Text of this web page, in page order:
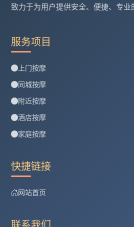
致力于为用户提供安全、便捷、专业
服务项目
上门按摩
同城按摩
附近按摩
酒店按摩
家庭按摩
快捷链接
网站首页